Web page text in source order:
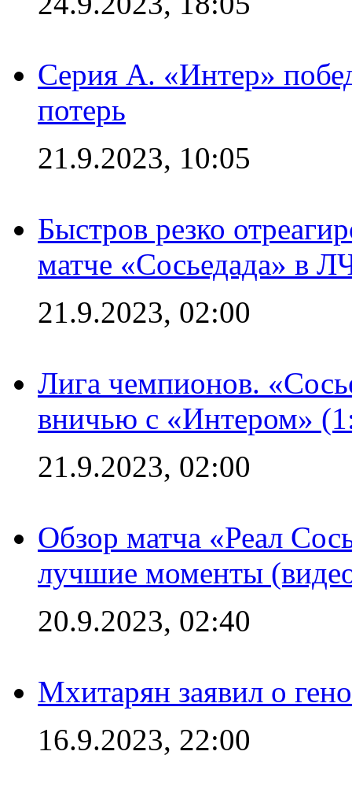
Серия А. «Интер»
потерь
21.9.2023, 10:05
Быстров резко
матче «Сосьедада» в
21.9.2023, 02:00
Лига чемпионов.
вничью с «Интером»
21.9.2023, 02:00
Обзор матча «Реал
лучшие моменты
20.9.2023, 02:40
Мхитарян заявил о
16.9.2023, 22:00